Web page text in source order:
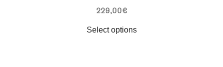
229,00€
Select options